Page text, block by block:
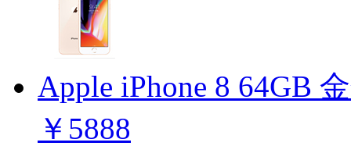
Apple iPhone 8 64GB
￥5888